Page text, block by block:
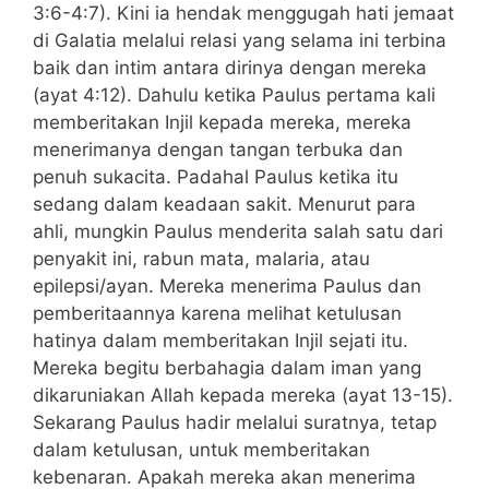
3:6-4:7). Kini ia hendak menggugah hati jemaat
di Galatia melalui relasi yang selama ini terbina
baik dan intim antara dirinya dengan mereka
(ayat 4:12). Dahulu ketika Paulus pertama kali
memberitakan Injil kepada mereka, mereka
menerimanya dengan tangan terbuka dan
penuh sukacita. Padahal Paulus ketika itu
sedang dalam keadaan sakit. Menurut para
ahli, mungkin Paulus menderita salah satu dari
penyakit ini, rabun mata, malaria, atau
epilepsi/ayan. Mereka menerima Paulus dan
pemberitaannya karena melihat ketulusan
hatinya dalam memberitakan Injil sejati itu.
Mereka begitu berbahagia dalam iman yang
dikaruniakan Allah kepada mereka (ayat 13-15).
Sekarang Paulus hadir melalui suratnya, tetap
dalam ketulusan, untuk memberitakan
kebenaran. Apakah mereka akan menerima